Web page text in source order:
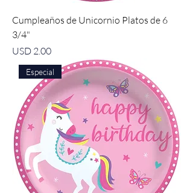
Cumpleaños de Unicornio Platos de 6
3/4"
Precio
USD 2.00
Especial